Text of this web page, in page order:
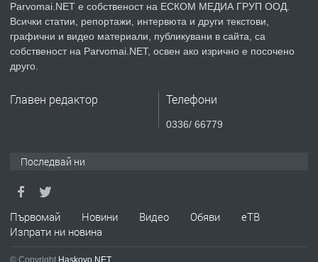
преди 1 година
ПРЕДЛАГА Уроци по Математика
преди 1 година
Parvomai.NET е собственост на ЕСКОМ МЕДИА ГРУП ООД.
Всички статии, репортажи, интервюта и други текстови,
графични и видео материали, публикувани в сайта, са
собственост на Parvomai.NET, освен ако изрично е посочено
друго.
Главен редактор Телефони
0336/ 66779
Последвай ни
Първомай Новини Видео Обяви
еТВ
Изпрати ни новина